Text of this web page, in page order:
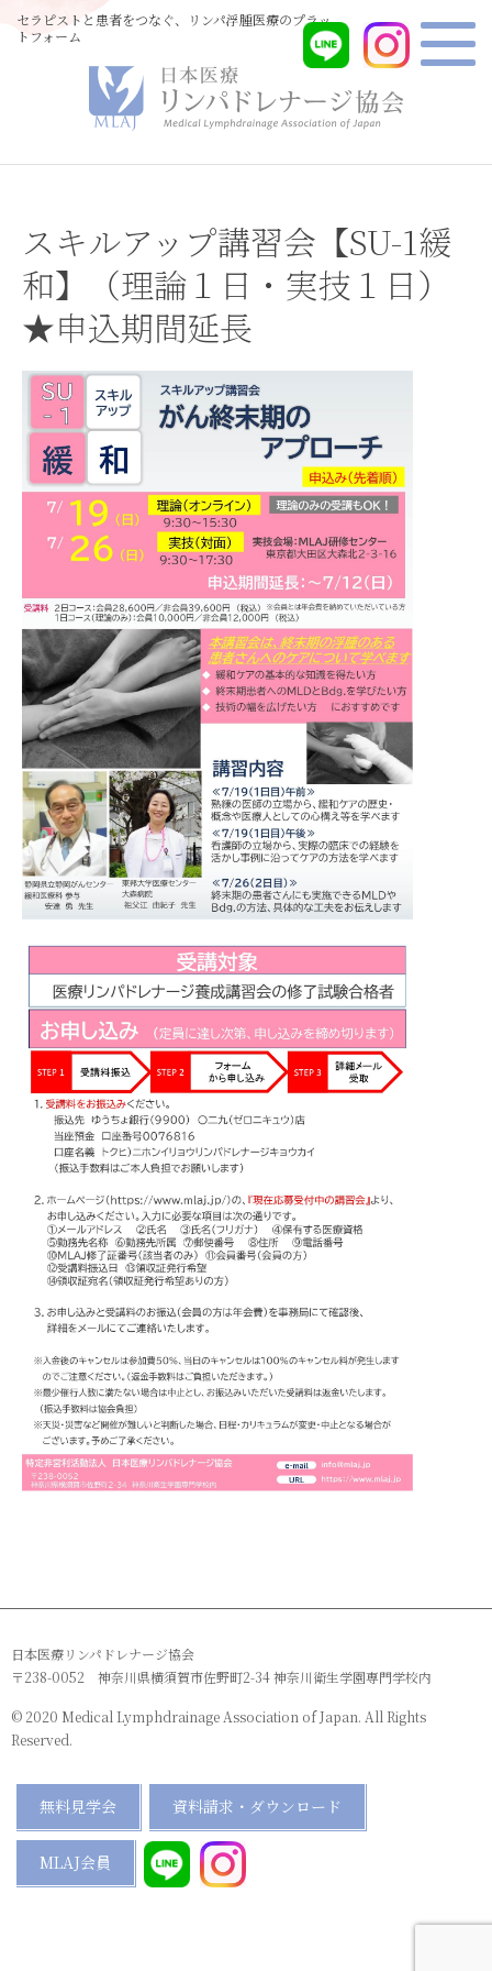
セラピストと患者をつなぐ、リンパ浮腫医療のプラッ
トフォーム
スキルアップ講習会【SU-1緩
和】（理論１日・実技１日）
★申込期間延長
日本医療リンパドレナージ協会
〒238-0052 神奈川県横須賀市佐野町2-34 神奈川衛生学園専門学校内
© 2020 Medical Lymphdrainage Association of Japan. All Rights
Reserved.
無料見学会 資料請求・ダウンロード
MLAJ会員